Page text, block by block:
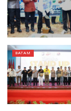
BATAM